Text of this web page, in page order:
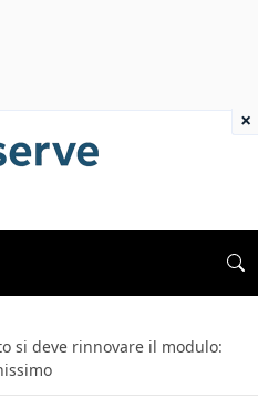
si deve rinnovare il modulo:
×